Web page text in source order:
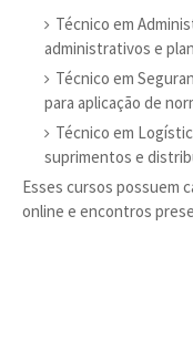
Técnico em
administrativos e
Técnico em
para aplicação de
Técnico em
suprimentos e
Esses cursos possuem
online e encontros